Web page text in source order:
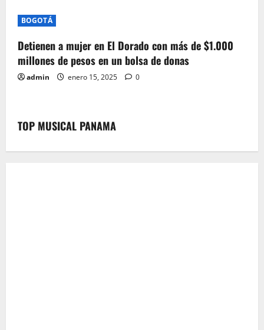
BOGOTÁ
Detienen a mujer en El Dorado con más de $1.000
millones de pesos en un bolsa de donas
admin enero 15, 2025 0
TOP MUSICAL PANAMA